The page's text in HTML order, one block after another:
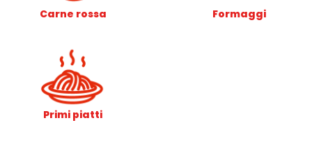
Carne rossa Formaggi
Primi piatti